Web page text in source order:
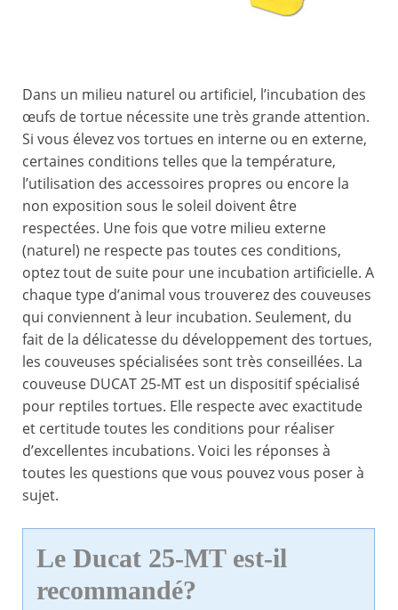
Dans un milieu naturel ou artificiel, l’incubation des
œufs de tortue nécessite une très grande attention.
Si vous élevez vos tortues en interne ou en externe,
certaines conditions telles que la température,
l’utilisation des accessoires propres ou encore la
non exposition sous le soleil doivent être
respectées. Une fois que votre milieu externe
(naturel) ne respecte pas toutes ces conditions,
optez tout de suite pour une incubation artificielle. A
chaque type d’animal vous trouverez des couveuses
qui conviennent à leur incubation. Seulement, du
fait de la délicatesse du développement des tortues,
les couveuses spécialisées sont très conseillées. La
couveuse DUCAT 25-MT est un dispositif spécialisé
pour reptiles tortues. Elle respecte avec exactitude
et certitude toutes les conditions pour réaliser
d’excellentes incubations. Voici les réponses à
toutes les questions que vous pouvez vous poser à
sujet.
Le Ducat 25-MT est-il
recommandé?